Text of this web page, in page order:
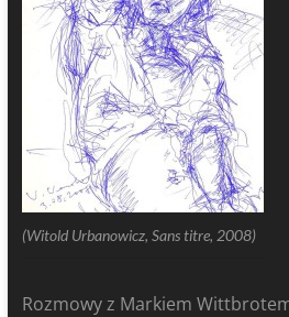
(Witold Urbanowicz, Sans titre, 2008)
Rozmowy z Markiem